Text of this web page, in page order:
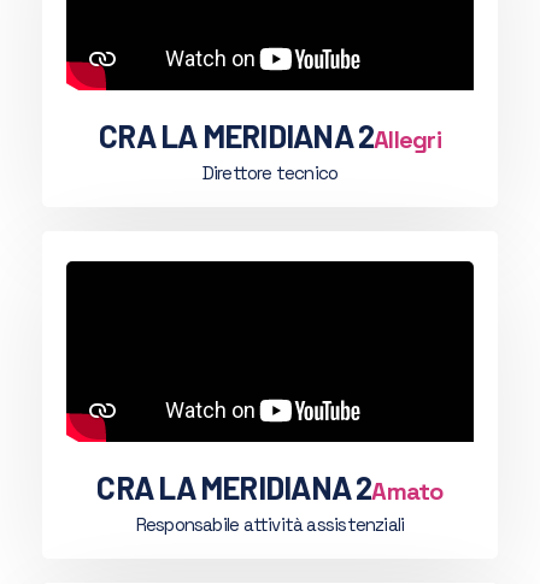
CRA LA MERIDIANA 2Allegri
Direttore tecnico
CRA LA MERIDIANA 2Amato
Responsabile attività assistenziali